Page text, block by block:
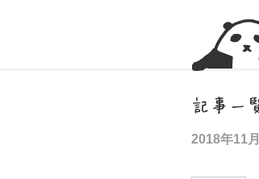
2018年11月